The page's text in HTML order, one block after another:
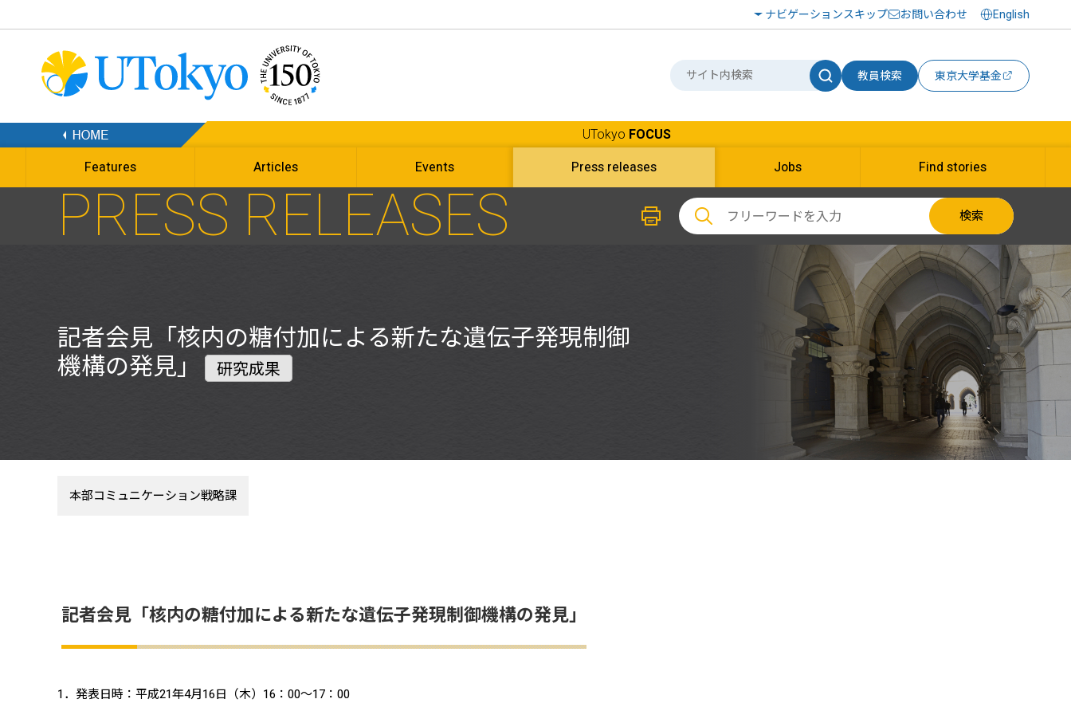
ナビゲーションスキップ お問い合わせ English
教員検索 東京大学基金
UTokyo FOCUS
Features Articles Events Press releases Jobs Find stories
PRESS RELEASES 検索
記者会見「核内の糖付加による新たな遺伝子発現制御
機構の発見」
研究成果
本部コミュニケーション戦略課
記者会見「核内の糖付加による新たな遺伝子発現制御機構の発見」
1．発表日時：平成21年4月16日（木）16：00～17：00